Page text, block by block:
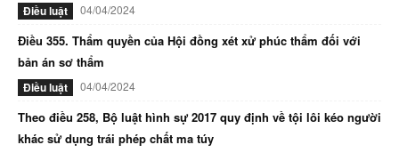
Điều luật 04/04/2024
Điều 355. Thẩm quyền của Hội đồng xét xử phúc thẩm đối với
bản án sơ thẩm
Điều luật 04/04/2024
Theo điều 258, Bộ luật hình sự 2017 quy định về tội lôi kéo người
khác sử dụng trái phép chất ma túy